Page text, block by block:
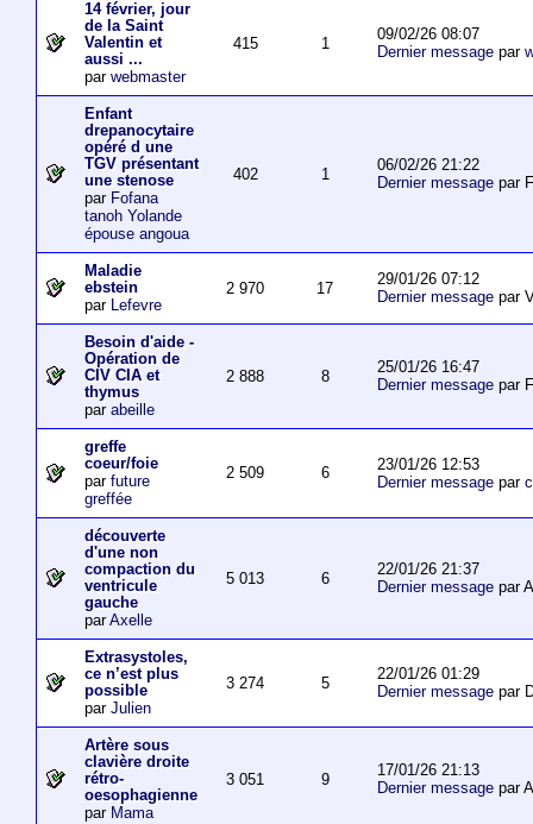
14 février, jour
de la Saint
Valentin et
aussi ...
par webmaster
415 1
09/02/26 08:07
Dernier messagepar
Enfant
drepanocytaire
opéré d une
TGV présentant
une stenose
par Fofana
tanoh Yolande
épouse angoua
402 1
06/02/26 21:22
Dernier messagepar
Maladie
ebstein
par Lefevre
2 970 17
29/01/26 07:12
Dernier messagepar
Besoin d'aide -
Opération de
CIV CIA et
thymus
par abeille
2 888 8
25/01/26 16:47
Dernier messagepar
greffe
coeur/foie
par future
greffée
2 509 6
23/01/26 12:53
Dernier messagepar
découverte
d'une non
compaction du
ventricule
gauche
parAxelle
5 013 6
22/01/26 21:37
Dernier messagepar
Extrasystoles,
ce n’est plus
possible
par Julien
3 274 5
22/01/26 01:29
Dernier messagepar
Artère sous
clavière droite
rétro-
oesophagienne
par Mama
3 051 9
17/01/26 21:13
Dernier messagepar